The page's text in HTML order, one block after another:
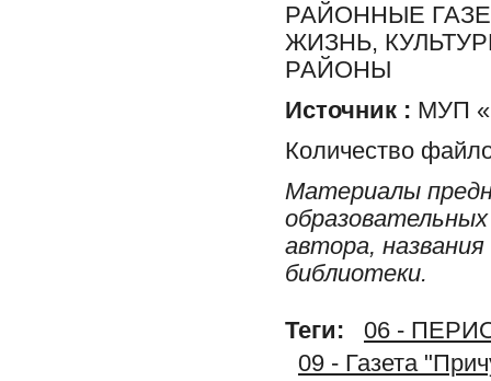
РАЙОННЫЕ
ЖИЗНЬ,
РАЙОНЫ
Источник : МУП
Количество
Материалы
автора,
библиотеки.
Теги:
06 -
09 - Газета